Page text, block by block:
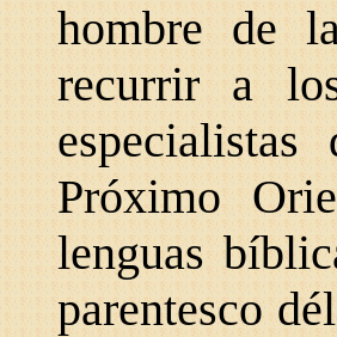
hombre de
recurrir a
Próximo
lenguas
parentesco